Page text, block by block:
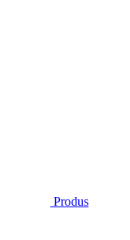
Produs